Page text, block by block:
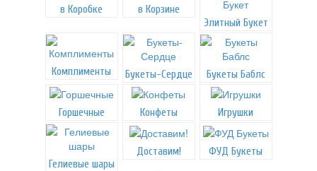
в Коробке
в Корзине
Элитный Букет
Комплименты Букеты-Сердце Букеты Баблс
Горшечные Конфеты Игрушки
Гелиевые шары
Доставим! ФУД Букеты